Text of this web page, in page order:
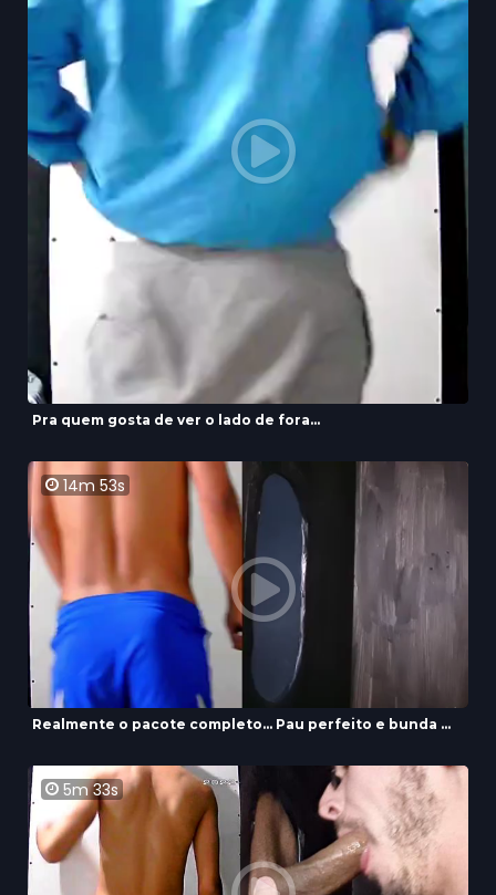
Pra quem gosta de ver o lado de fora...
14m 53s
Realmente o pacote completo... Pau perfeito e bunda ...
5m 33s